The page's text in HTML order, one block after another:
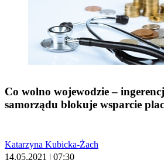
Co wolno wojewodzie –
samorządu blokuje wsparcie
Katarzyna Kubicka-Żach
14.05.2021 | 07:30